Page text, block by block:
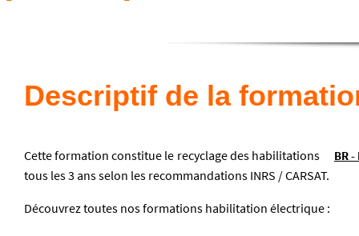
Descriptif de la
Cette formation constitue le recyclage des habilitations BR
tous les 3 ans selon les recommandations INRS / CARSAT.
Découvrez toutes nos formations habilitation électrique :